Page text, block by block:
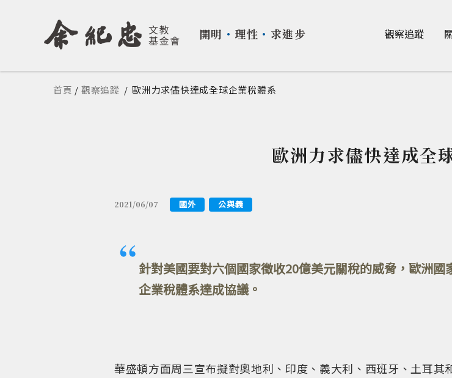
開明 ・ 理性 ・ 求進步 觀察追蹤
您在這裡
首頁 / 觀察追蹤 / 歐洲力求儘快達成全球企業稅體系
歐洲力求儘快達成全
2021/06/07 國外 公與義
針對美國要對六個國家徵收20億美元關稅的威脅，歐洲
企業稅體系達成協議。
華盛頓方面周三宣布擬對奧地利、印度、義大利、西班牙、土耳